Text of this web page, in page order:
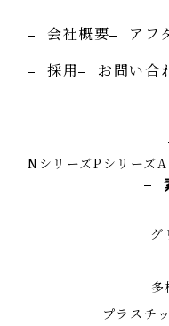
会社概要 アフ
採用
お問い合
NシリーズPシリーズ
グ
多
プラスチ